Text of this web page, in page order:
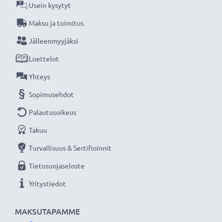
Teknologia: Litiumpolymeeri
Mitat : 88,2 x 39,5 x 4,8mm
CELLONIC vaihtoakku - laatua edulliseen hintaan.
★3 vuoden takuu
Olemme vuonna 2004 perustettu kansainvälinen
verkkokauppa, joka tarjoaa laadukkaita tuotteita, ja
siksi tarjoamme 36 kuukauden takuun!
MAKSUTAPAMME
Usein kysytyt
Maksu ja toimitus
Jälleenmyyjäksi
Luettelot
Yhteys
Sopimusehdot
Palautusoikeus
Takuu
Turvallisuus & Sertifioinnit
Tietosuojaseloste
Yritystiedot